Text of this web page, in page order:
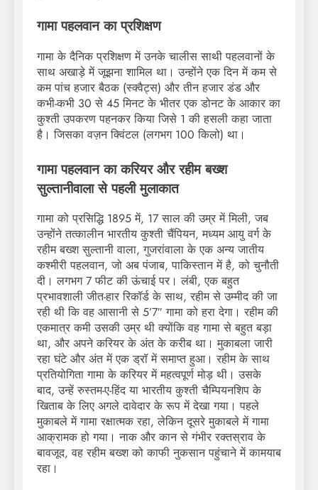
गामा पहलवान का प्रशिक्षण
गामा के दैनिक प्रशिक्षण में उनके चालीस साथी पहलवानों के
साथ अखाड़े में जूझना शामिल था। उन्होंने एक दिन में कम से
कम पांच हजार बैठक (स्क्वैट्स) और तीन हजार डंड और
कभी-कभी 30 से 45 मिनट के भीतर एक डोनट के आकार का
कुश्ती उपकरण पहनकर किया जिसे 1 की हसली कहा जाता
है। जिसका वज़न क्विंटल (लगभग 100 किलो) था।
गामा पहलवान काकरियरऔररहीम बख्श
सुल्तानीवाला से पहली मुलाकात
गामा को प्रसिद्धि 1895 में, 17 साल की उम्र में मिली, जब
उन्होंने तत्कालीन भारतीय कुश्ती चैंपियन, मध्यम आयु वर्ग के
रहीम बख्श सुल्तानी वाला, गुजरांवाला के एक अन्य जातीय
कश्मीरी पहलवान, जो अब पंजाब, पाकिस्तान में है, को चुनौती
दी। लगभग 7 फीट की ऊंचाई पर। लंबी, एक बहुत
प्रभावशाली जीत-हार रिकॉर्ड के साथ, रहीम से उम्मीद की जा
रही थी कि वह आसानी से 5’7″ गामा को हरा देगा। रहीम की
एकमात्र कमी उसकी उम्र थी क्योंकि वह गामा से बहुत बड़ा
था, और अपने करियर के अंत के करीब था। मुकाबला जारी
रहा घंटे और अंत में एक ड्रॉ में समाप्त हुआ। रहीम के साथ
प्रतियोगिता गामा के करियर में महत्वपूर्ण मोड़ थी। उसके
बाद, उन्हें रुस्तम-ए-हिंद या भारतीय कुश्ती चैम्पियनशिप के
खिताब के लिए अगले दावेदार के रूप में देखा गया। पहले
मुकाबले में गामा रक्षात्मक रहा, लेकिन दूसरे मुकाबले में गामा
आक्रामक हो गया। नाक और कान से गंभीर रक्तस्राव के
बावजूद, वह रहीम बख्श को काफी नुकसान पहुंचाने में कामयाब
रहा।